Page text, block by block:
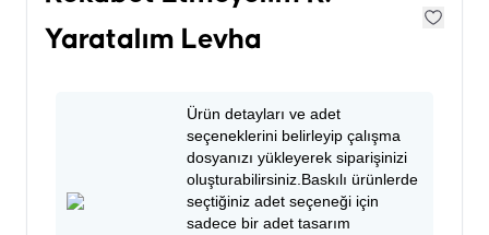
Yaratalım Levha
Ürün detayları ve adet
seçeneklerini belirleyip çalışma
dosyanızı yükleyerek siparişinizi
oluşturabilirsiniz.Baskılı ürünlerde
seçtiğiniz adet seçeneği için
sadece bir adet tasarım